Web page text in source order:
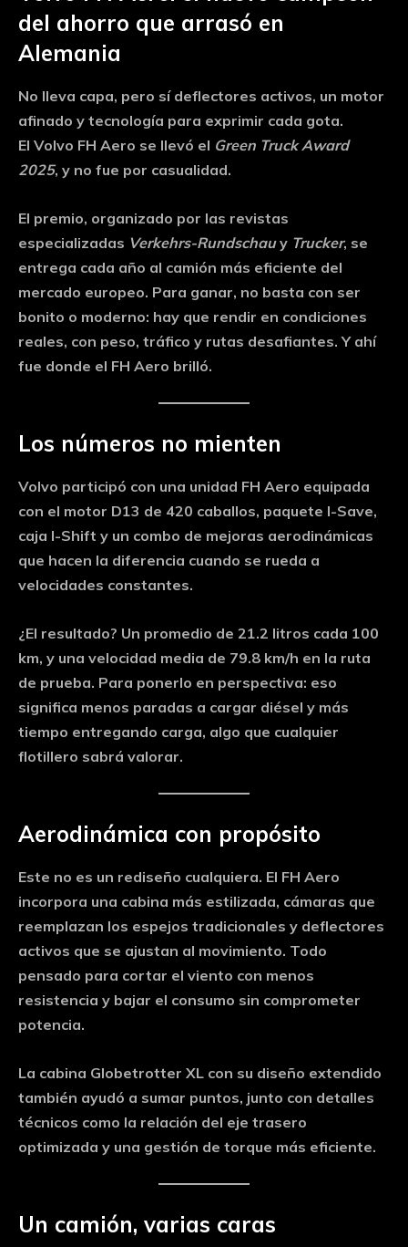
del ahorro que arrasó en
Alemania
No lleva capa, pero sí deflectores activos, un motor
afinado y tecnología para exprimir cada gota.
El Volvo FH Aero se llevó el Green Truck Award
2025, y no fue por casualidad.
El premio, organizado por las revistas
especializadas Verkehrs-Rundschauy Trucker, se
entrega cada año al camión más eficiente del
mercado europeo. Para ganar, no basta con ser
bonito o moderno: hay que rendir en condiciones
reales, con peso, tráfico y rutas desafiantes. Y ahí
fue donde el FH Aero brilló.
Los números no mienten
Volvo participó con una unidad FH Aero equipada
con el motor D13 de 420 caballos, paquete I-Save,
caja I-Shift y un combo de mejoras aerodinámicas
que hacen la diferencia cuando se rueda a
velocidades constantes.
¿El resultado? Un promedio de 21.2 litros cada 100
km, y una velocidad media de 79.8 km/h en la ruta
de prueba. Para ponerlo en perspectiva: eso
significa menos paradas a cargar diésel y más
tiempo entregando carga, algo que cualquier
flotillero sabrá valorar.
Aerodinámica con propósito
Este no es un rediseño cualquiera. El FH Aero
incorpora una cabina más estilizada, cámaras que
reemplazan los espejos tradicionales y deflectores
activos que se ajustan al movimiento. Todo
pensado para cortar el viento con menos
resistencia y bajar el consumo sin comprometer
potencia.
La cabina Globetrotter XL con su diseño extendido
también ayudó a sumar puntos, junto con detalles
técnicos como la relación del eje trasero
optimizada y una gestión de torque más eficiente.
Un camión, varias caras